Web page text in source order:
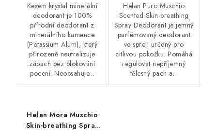
Kesem krystal minerální
deodorant je 100%
přírodní deodorant z
minerálního kamence
(Potassium Alum), který
přirozeně neutralizuje
zápach bez blokování
pocení. Neobsahuje...
Helan Puro Muschio
Scented Skin-breathing
Spray Deodorant je jemný
parfémovaný deodorant
ve spreji určený pro
citlivou pokožku. Pomáhá
regulovat nepříjemný
tělesný pach a...
Helan Mora Muschio
Skin-breathing Spray